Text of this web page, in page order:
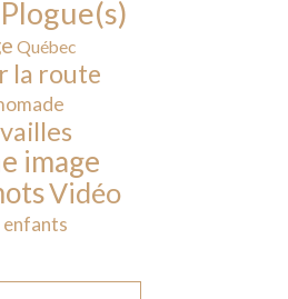
Plogue(s)
Québec
la route
image
Vidéo
enfants